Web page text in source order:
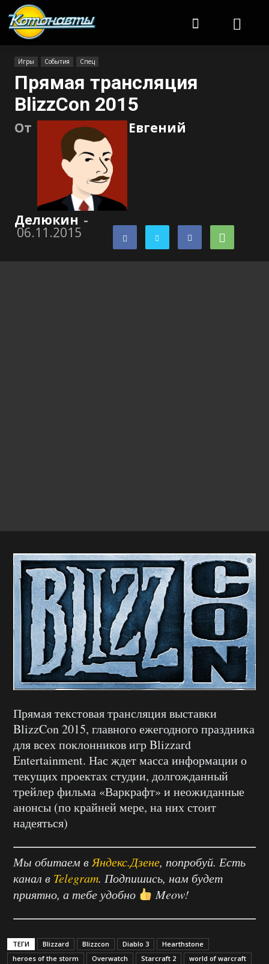
Игры События Спец
Прямая трансляция
BlizzCon 2015
От Евгений
Делюкин -
06.11.2015
Прямая текстовая трансляция выставки
BlizzCon 2015, главного ежегодного праздника
для всех поклонников игр Blizzard
Entertainment. Нас ждет масса информации о
текущих проектах студии, долгожданный
трейлер фильма «Варкрафт» и неожиданные
анонсы (по крайней мере, на них стоит
надеяться)
Мы обитаем вЯндекс.Дзене, попробуй. Есть
канал в Telegram. Подпишись, нам будет
приятно, а тебе удобно
Meow!
ТЕГИ Blizzard Blizzcon Diablo 3
Hearthstone
heroes of the storm
Overwatch Starcraft 2
world of warcraft